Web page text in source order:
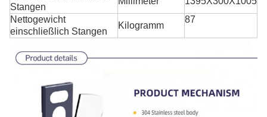
Stangen
Nettogewicht
einschließlich Stangen
Kilogramm
87